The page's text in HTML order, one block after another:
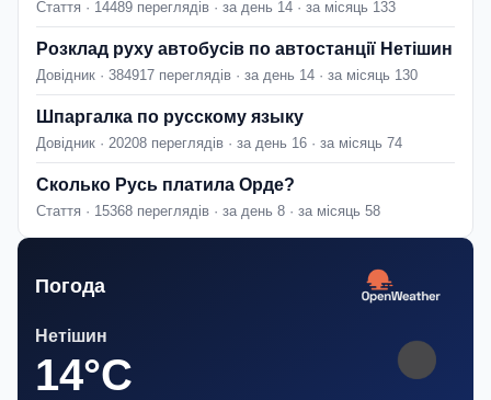
Стаття · 14489 переглядів · за день 14 · за місяць 133
Розклад руху автобусів по автостанції Нетішин
Довідник · 384917 переглядів · за день 14 · за місяць 130
Шпаргалка по русскому языку
Довідник · 20208 переглядів · за день 16 · за місяць 74
Сколько Русь платила Орде?
Стаття · 15368 переглядів · за день 8 · за місяць 58
Погода
Нетішин
14°C